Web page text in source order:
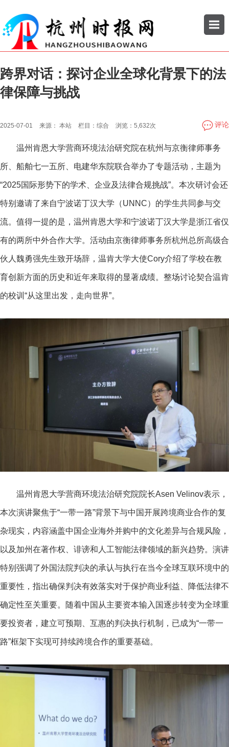
跨界对话：探讨企业全球化背景下的法
律保障与挑战
2025-07-01 来源： 本站 栏目： 综合 浏览： 5,632次 评论
温州肯恩大学营商环境法治研究院在杭州与京衡律师事务
所、船舶七一五所、电建华东院联合举办了专题活动，主题为
“2025国际形势下的学术、企业及法律合规挑战”。本次研讨会还
特别邀请了来自宁波诺丁汉大学（UNNC）的学生共同参与交
流。值得一提的是，温州肯恩大学和宁波诺丁汉大学是浙江省仅
有的两所中外合作大学。活动由京衡律师事务所杭州总所高级合
伙人魏勇强先生致开场辞，温肯大学大使Cory介绍了学校在教
育创新方面的历史和近年来取得的显著成绩。整场讨论契合温肯
的校训“从这里出发，走向世界”。
温州肯恩大学营商环境法治研究院院长Asen Velinov表示，
本次演讲聚焦于“一带一路”背景下与中国开展跨境商业合作的复
杂现实，内容涵盖中国企业海外并购中的文化差异与合规风险，
以及加州在著作权、诽谤和人工智能法律领域的新兴趋势。演讲
特别强调了外国法院判决的承认与执行在当今全球互联环境中的
重要性，指出确保判决有效落实对于保护商业利益、降低法律不
确定性至关重要。随着中国从主要资本输入国逐步转变为全球重
要投资者，建立可预期、互惠的判决执行机制，已成为“一带一
路”框架下实现可持续跨境合作的重要基础。